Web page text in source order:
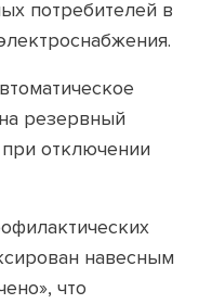
потребителей в
резервный
отключении
навесным
что